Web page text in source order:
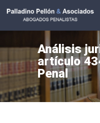
Análisis
artículo
Penal